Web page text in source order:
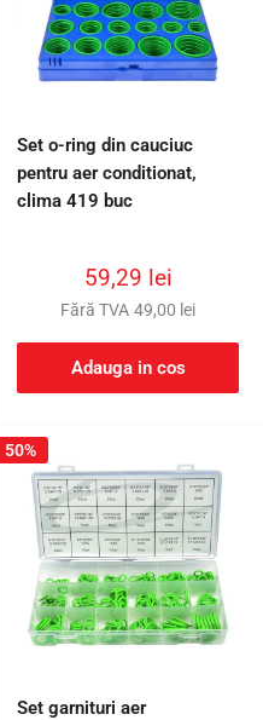
Set o-ring din cauciuc
pentru aer conditionat,
clima 419 buc
Preț
redus
59,29 lei
Fără TVA 49,00 lei
Adauga in cos
50%
Set garnituri aer